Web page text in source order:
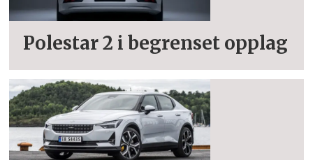
Polestar 2 i begrenset opplag